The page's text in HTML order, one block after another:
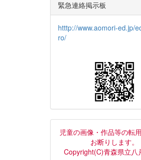
緊急連絡掲示板
htttp://www.aomori-ed.jp/
ro/
児童の画像・作品等の転
お断りします。
Copyright(C)青森県立八